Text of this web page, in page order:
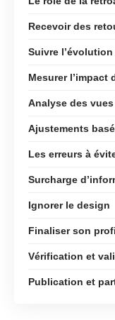
Recevoir des
Suivre
Mesurer l’impact
Analyse des
Ajustements
Les erreurs à
Surcharge
Ignorer le design
Finaliser son
Vérification et
Publication et